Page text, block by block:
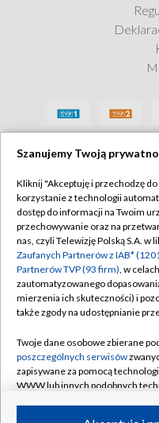
Szanujemy Twoją
Kliknij "Akceptuję i przechodzę
korzystanie z technologii
dostęp do informacji na Twoim
przechowywanie oraz na
nas, czyli Telewizję Polską S.A. w
Zaufanych Partnerów z IAB*
Partnerów TVP (93 firm), w
zautomatyzowanego
mierzenia ich skuteczności) i
także zgody na udostępnianie
Twoje dane osobowe zbierane
poszczególnych serwisów
zapisywane za pomocą
WWW lub innych podobnych